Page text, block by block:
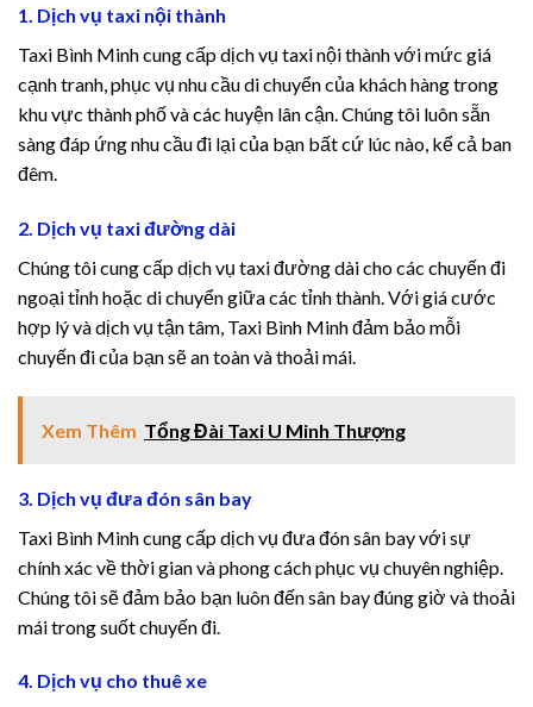
Panel
panel
panel
satın al
Panel
panel
panel
panel
panel
1. Dịch vụ taxi nội thành
Taxi Bình Minh cung cấp dịch vụ taxi nội thành với mức giá
cạnh tranh, phục vụ nhu cầu di chuyển của khách hàng trong
khu vực thành phố và các huyện lân cận. Chúng tôi luôn sẵn
sàng đáp ứng nhu cầu đi lại của bạn bất cứ lúc nào, kể cả ban
đêm.
2. Dịch vụ taxi đường dài
Chúng tôi cung cấp dịch vụ taxi đường dài cho các chuyến đi
ngoại tỉnh hoặc di chuyển giữa các tỉnh thành. Với giá cước
hợp lý và dịch vụ tận tâm, Taxi Bình Minh đảm bảo mỗi
chuyến đi của bạn sẽ an toàn và thoải mái.
Xem Thêm Tổng Đài Taxi U Minh Thượng
3. Dịch vụ đưa đón sân bay
Taxi Bình Minh cung cấp dịch vụ đưa đón sân bay với sự
chính xác về thời gian và phong cách phục vụ chuyên nghiệp.
Chúng tôi sẽ đảm bảo bạn luôn đến sân bay đúng giờ và thoải
mái trong suốt chuyến đi.
4. Dịch vụ cho thuê xe